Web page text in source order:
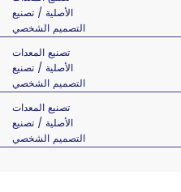
الأصلية / تصنيع
التصميم الشخصي
تصنيع المعدات
الأصلية / تصنيع
التصميم الشخصي
تصنيع المعدات
الأصلية / تصنيع
التصميم الشخصي